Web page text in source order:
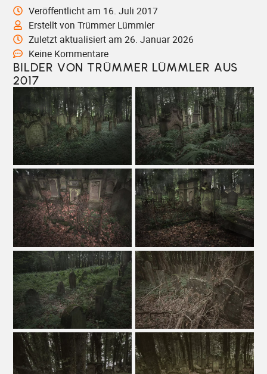
Veröffentlicht am 16. Juli 2017
Erstellt von Trümmer Lümmler
Zuletzt aktualisiert am 26. Januar 2026
Keine Kommentare
BILDER VON TRÜMMER LÜMMLER AUS
2017